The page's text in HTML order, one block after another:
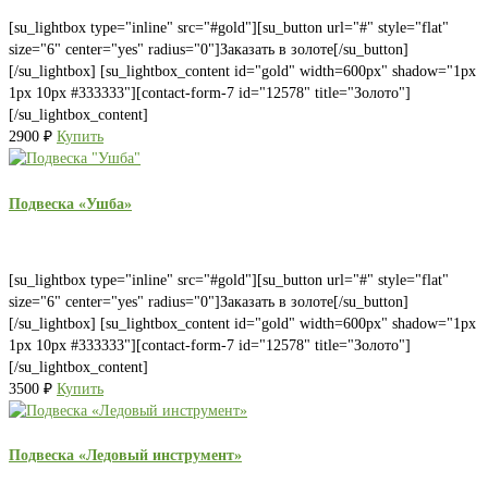
[su_lightbox type="inline" src="#gold"][su_button url="#" style="flat"
size="6" center="yes" radius="0"]Заказать в золоте[/su_button]
[/su_lightbox] [su_lightbox_content id="gold" width=600px" shadow="1px
1px 10px #333333"][contact-form-7 id="12578" title="Золото"]
[/su_lightbox_content]
2900 ₽ Купить
Подвеска «Ушба»
[su_lightbox type="inline" src="#gold"][su_button url="#" style="flat"
size="6" center="yes" radius="0"]Заказать в золоте[/su_button]
[/su_lightbox] [su_lightbox_content id="gold" width=600px" shadow="1px
1px 10px #333333"][contact-form-7 id="12578" title="Золото"]
[/su_lightbox_content]
3500 ₽ Купить
Подвеска «Ледовый инструмент»